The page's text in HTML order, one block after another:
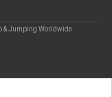
& Jumping Worldwide